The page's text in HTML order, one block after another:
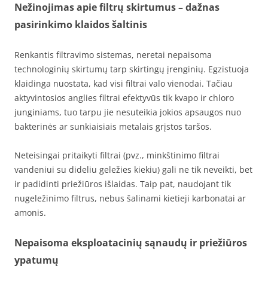
Nežinojimas apie filtrų skirtumus – dažnas
pasirinkimo klaidos šaltinis
Renkantis filtravimo sistemas, neretai nepaisoma
technologinių skirtumų tarp skirtingų įrenginių. Egzistuoja
klaidinga nuostata, kad visi filtrai valo vienodai. Tačiau
aktyvintosios anglies filtrai efektyvūs tik kvapo ir chloro
junginiams, tuo tarpu jie nesuteikia jokios apsaugos nuo
bakterinės ar sunkiaisiais metalais grįstos taršos.
Neteisingai pritaikyti filtrai (pvz., minkštinimo filtrai
vandeniui su dideliu geležies kiekiu) gali ne tik neveikti, bet
ir padidinti priežiūros išlaidas. Taip pat, naudojant tik
nugeležinimo filtrus, nebus šalinami kietieji karbonatai ar
amonis.
Nepaisoma eksploatacinių sąnaudų ir priežiūros
ypatumų